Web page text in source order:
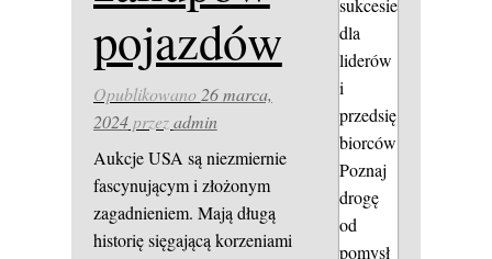
pojazdów
Opublikowano 26 marca,
2024przezadmin
Aukcje USA są niezmiernie
fascynującym i złożonym
zagadnieniem. Mają długą
historię sięgającą korzeniami
sukcesie
dla
liderów
i
przedsię
biorców
Poznaj
drogę
od
pomysł